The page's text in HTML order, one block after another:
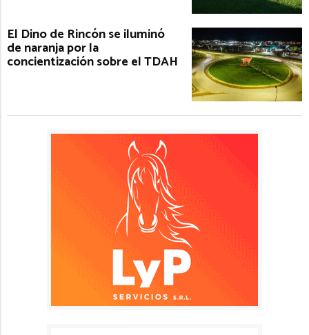
El Dino de Rincón se iluminó
de naranja por la
concientización sobre el TDAH